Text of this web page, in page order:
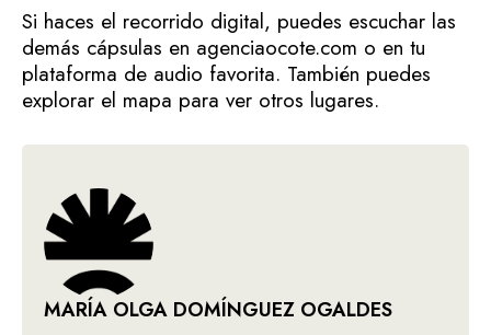
Si haces el recorrido digital, puedes escuchar las
demás cápsulas en agenciaocote.com o en tu
plataforma de audio favorita. También puedes
explorar el mapa para ver otros lugares.
MARÍA OLGA DOMÍNGUEZ OGALDES